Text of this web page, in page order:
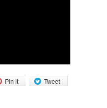
Tweet
Pin it